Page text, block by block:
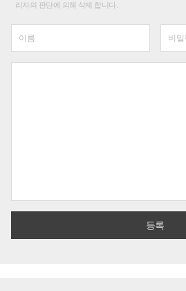
리자의 판단에 의해 삭제 합니다.